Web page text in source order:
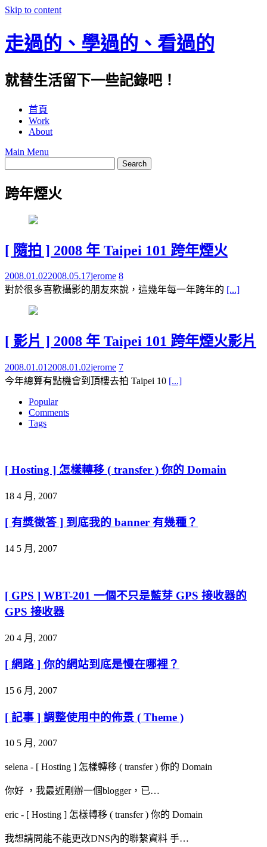
Skip to content
走過的、學過的、看過的
就替生活留下一些記錄吧！
首頁
Work
About
Main Menu
跨年煙火
[ 隨拍 ] 2008 年 Taipei 101 跨年煙火
2008.01.022008.05.17jerome 8
對於很多喜歡攝影的朋友來說，這幾年每一年跨年的 [...]
[ 影片 ] 2008 年 Taipei 101 跨年煙火影片
2008.01.01 2008.01.02jerome 7
今年總算有點機會到頂樓去拍 Taipei 10 [...]
Popular
Comments
Tags
[ Hosting ] 怎樣轉移 ( transfer ) 你的 Domain
18 4 月, 2007
[ 有獎徵答 ] 到底我的 banner 有幾種？
14 5 月, 2007
[ GPS ] WBT-201 一個不只是藍芽 GPS 接收器的
GPS 接收器
20 4 月, 2007
[ 網路 ] 你的網站到底是慢在哪裡？
15 6 月, 2007
[ 記事 ] 調整使用中的佈景 ( Theme )
10 5 月, 2007
selena - [ Hosting ] 怎樣轉移 ( transfer ) 你的 Domain
你好 ，我最近剛辦一個blogger，已…
eric - [ Hosting ] 怎樣轉移 ( transfer ) 你的 Domain
我想請問能不能更改DNS內的聯繫資料 手…